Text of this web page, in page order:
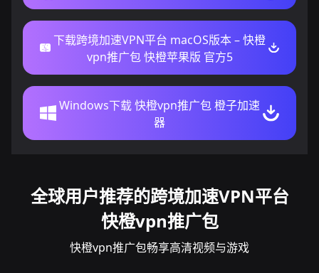
下载跨境加速VPN平台 macOS版本 – 快橙
vpn推广包 快橙苹果版 官方5
Windows下载 快橙vpn推广包 橙子加速
器
全球用户推荐的跨境加速VPN平台
快橙vpn推广包
快橙vpn推广包畅享高清视频与游戏